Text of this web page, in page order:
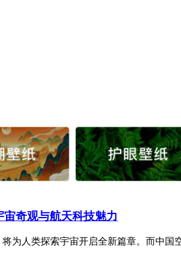
奇观与航天科技魅力
为人类探索宇宙开启全新篇章。而中